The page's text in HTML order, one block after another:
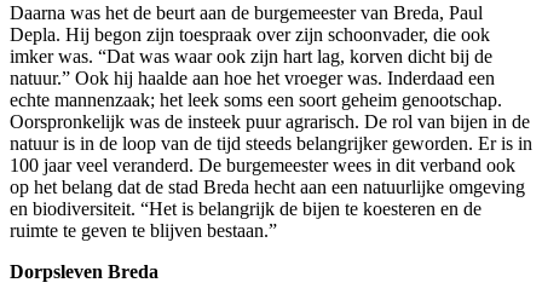
Daarna was het de beurt aan de burgemeester van Breda, Paul
Depla. Hij begon zijn toespraak over zijn schoonvader, die ook
imker was. “Dat was waar ook zijn hart lag, korven dicht bij de
natuur.” Ook hij haalde aan hoe het vroeger was. Inderdaad een
echte mannenzaak; het leek soms een soort geheim genootschap.
Oorspronkelijk was de insteek puur agrarisch. De rol van bijen in de
natuur is in de loop van de tijd steeds belangrijker geworden. Er is in
100 jaar veel veranderd. De burgemeester wees in dit verband ook
op het belang dat de stad Breda hecht aan een natuurlijke omgeving
en biodiversiteit. “Het is belangrijk de bijen te koesteren en de
ruimte te geven te blijven bestaan.”
Dorpsleven Breda